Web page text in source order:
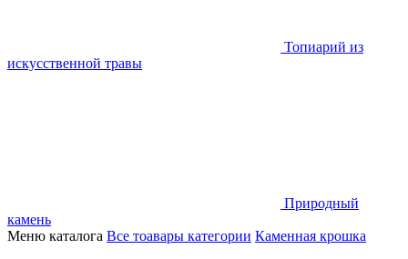
Топиарий из
искусственной травы
Природный
камень
Меню каталога Все тоавары категории Каменная крошка